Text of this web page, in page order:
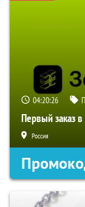
04:20:25
Первый заказ
Россия